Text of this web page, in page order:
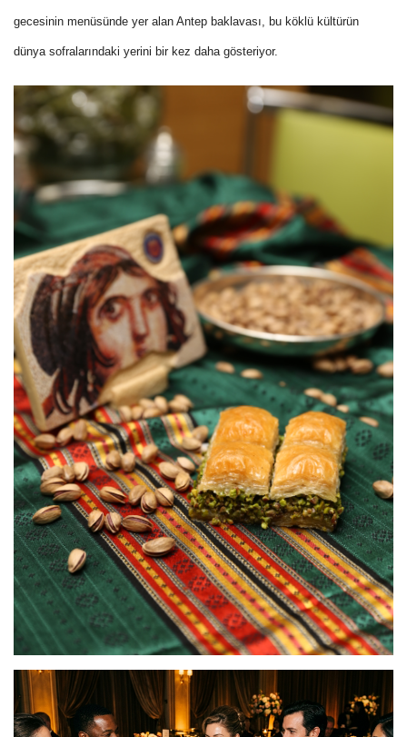
gecesinin menüsünde yer alan Antep baklavası, bu köklü kültürün
dünya sofralarındaki yerini bir kez daha gösteriyor.